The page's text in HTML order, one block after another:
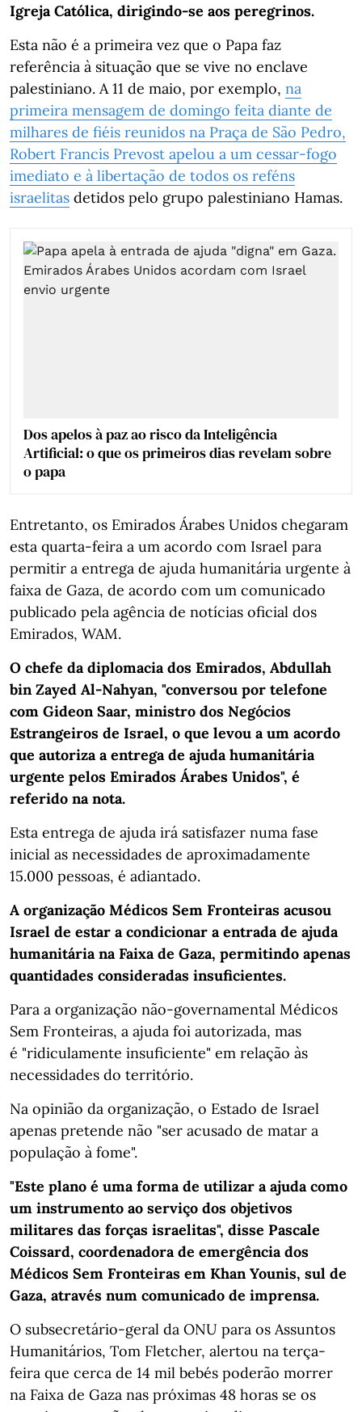
Igreja Católica, dirigindo-se aos peregrinos.
Esta não é a primeira vez que o Papa faz
referência à situação que se vive no enclave
palestiniano. A 11 de maio, por exemplo, na
primeira mensagem de domingo feita diante de
milhares de fiéis reunidos na Praça de São Pedro,
Robert Francis Prevost apelou a um cessar-fogo
imediato e à libertação de todos os reféns
israelitas detidos pelo grupo palestiniano Hamas.
Dos apelos à paz ao risco da Inteligência
Artificial: o que os primeiros dias revelam sobre
o papa
Entretanto, os Emirados Árabes Unidos chegaram
esta quarta-feira a um acordo com Israel para
permitir a entrega de ajuda humanitária urgente à
faixa de Gaza, de acordo com um comunicado
publicado pela agência de notícias oficial dos
Emirados, WAM.
O chefe da diplomacia dos Emirados, Abdullah
bin Zayed Al-Nahyan, "conversou por telefone
com Gideon Saar, ministro dos Negócios
Estrangeiros de Israel, o que levou a um acordo
que autoriza a entrega de ajuda humanitária
urgente pelos Emirados Árabes Unidos", é
referido na nota.
Esta entrega de ajuda irá satisfazer numa fase
inicial as necessidades de aproximadamente
15.000 pessoas, é adiantado.
A organização Médicos Sem Fronteiras acusou
Israel de estar a condicionar a entrada de ajuda
humanitária na Faixa de Gaza, permitindo apenas
quantidades consideradas insuficientes.
Para a organização não-governamental Médicos
Sem Fronteiras, a ajuda foi autorizada, mas
é "ridiculamente insuficiente" em relação às
necessidades do território.
Na opinião da organização, o Estado de Israel
apenas pretende não "ser acusado de matar a
população à fome".
"Este plano é uma forma de utilizar a ajuda como
um instrumento ao serviço dos objetivos
militares das forças israelitas", disse Pascale
Coissard, coordenadora de emergência dos
Médicos Sem Fronteiras em Khan Younis, sul de
Gaza, através num comunicado de imprensa.
O subsecretário-geral da ONU para os Assuntos
Humanitários, Tom Fletcher, alertou na terça-
feira que cerca de 14 mil bebés poderão morrer
na Faixa de Gaza nas próximas 48 horas se os